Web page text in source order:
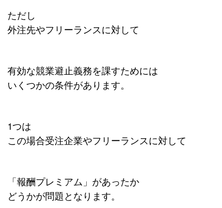
ただし
外注先やフリーランスに対して
有効な競業避止義務を課すためには
いくつかの条件があります。
1つは
この場合受注企業やフリーランスに対して
「報酬プレミアム」があったか
どうかが問題となります。